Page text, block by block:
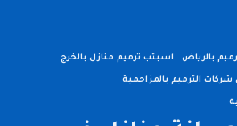
بالرياض اسبتب ترميم منازل بالخرج
الترميم بالمزاحمية